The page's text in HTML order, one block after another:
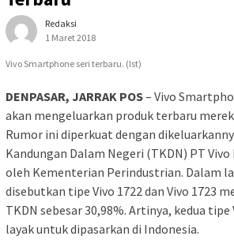
Redaksi
1 Maret 2018
Vivo Smartphone seri terbaru. (Ist)
DENPASAR, JARRAK POS– Vivo
akan mengeluarkan produk terbaru
Rumor ini diperkuat dengan
Kandungan Dalam Negeri (TKDN) PT
oleh Kementerian Perindustrian. Dalam
disebutkan tipe Vivo 1722 dan Vivo 1723
TKDN sebesar 30,98%. Artinya, kedua
layak untuk dipasarkan di Indonesia.